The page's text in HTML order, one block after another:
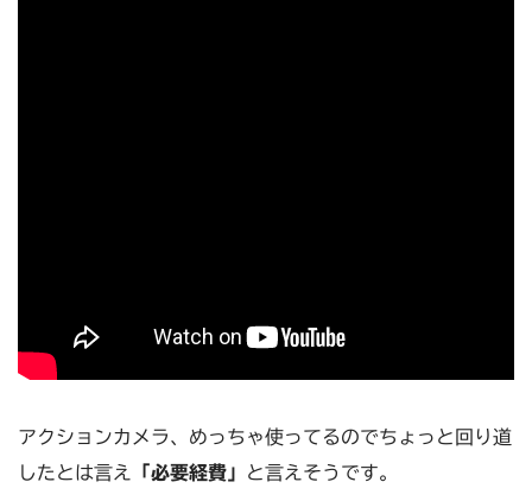
アクションカメラ、めっちゃ使ってるのでちょっと回り道
したとは言え
「必要経費」 と言えそうです。